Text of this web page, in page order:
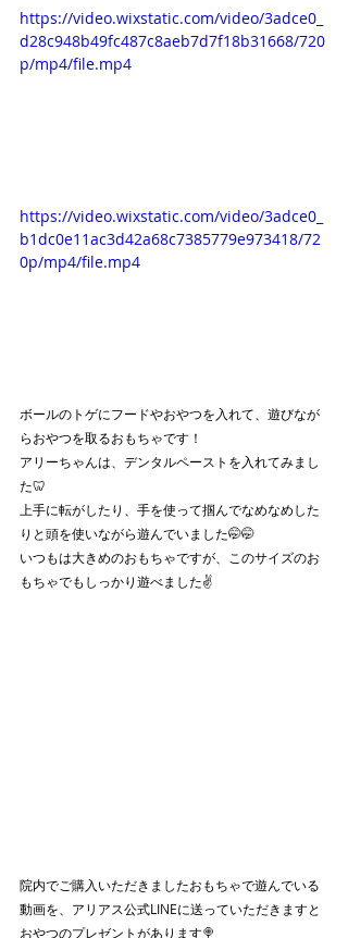
https://video.wixstatic.com/video/3adce0_
d28c948b49fc487c8aeb7d7f18b31668/720
p/mp4/file.mp4
https://video.wixstatic.com/video/3adce0_
b1dc0e11ac3d42a68c7385779e973418/72
0p/mp4/file.mp4
ボールのトゲにフードやおやつを入れて、遊びなが
らおやつを取るおもちゃです！
アリーちゃんは、デンタルペーストを入れてみまし
た🦷
上手に転がしたり、手を使って掴んでなめなめした
りと頭を使いながら遊んでいました🤭🤭
いつもは大きめのおもちゃですが、このサイズのお
もちゃでもしっかり遊べました✌️
院内でご購入いただきましたおもちゃで遊んでいる
動画を、アリアス公式LINEに送っていただきますと
おやつのプレゼントがあります🍭